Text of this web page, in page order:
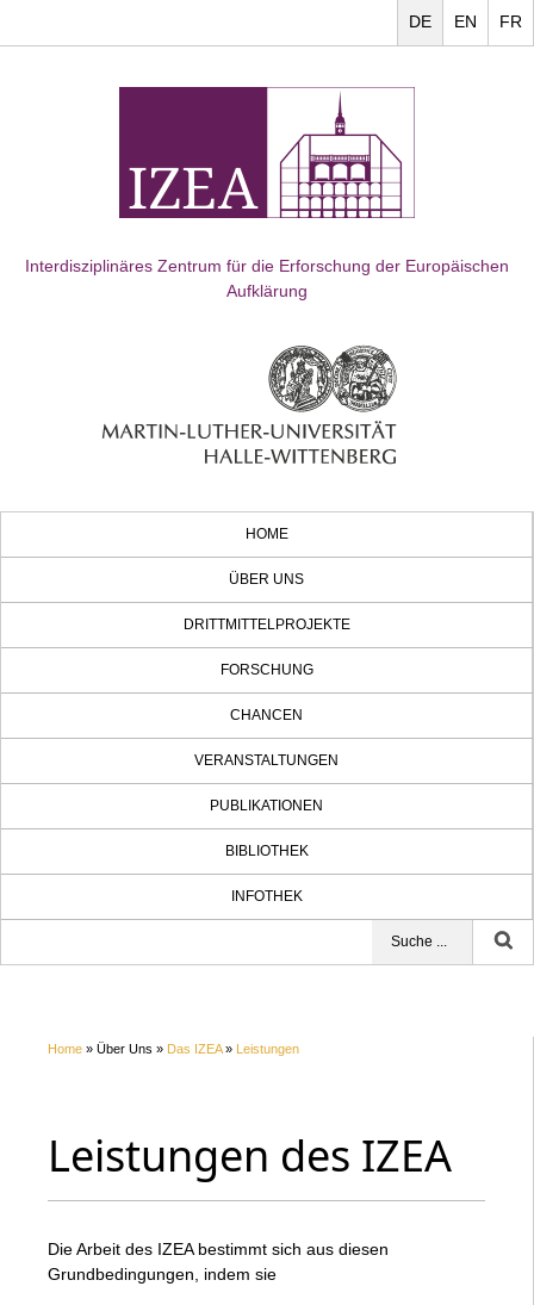
FR
EN
DE
Interdisziplinäres Zentrum für die Erforschung der Europäischen
Aufklärung
HOME
ÜBER UNS
DRITTMITTELPROJEKTE
FORSCHUNG
CHANCEN
VERANSTALTUNGEN
PUBLIKATIONEN
BIBLIOTHEK
INFOTHEK
Home » Über Uns » Das IZEA» Leistungen
Leistungen des IZEA
Die Arbeit des IZEA bestimmt sich aus diesen
Grundbedingungen, indem sie